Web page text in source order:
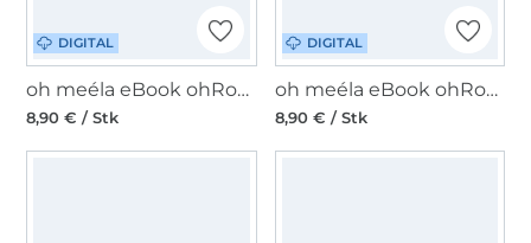
DIGITAL
oh meéla eBook ohRonni, englisch
8,90 € / Stk
DIGITAL
oh meéla eBook ohRonni Big, englisch
8,90 € / Stk